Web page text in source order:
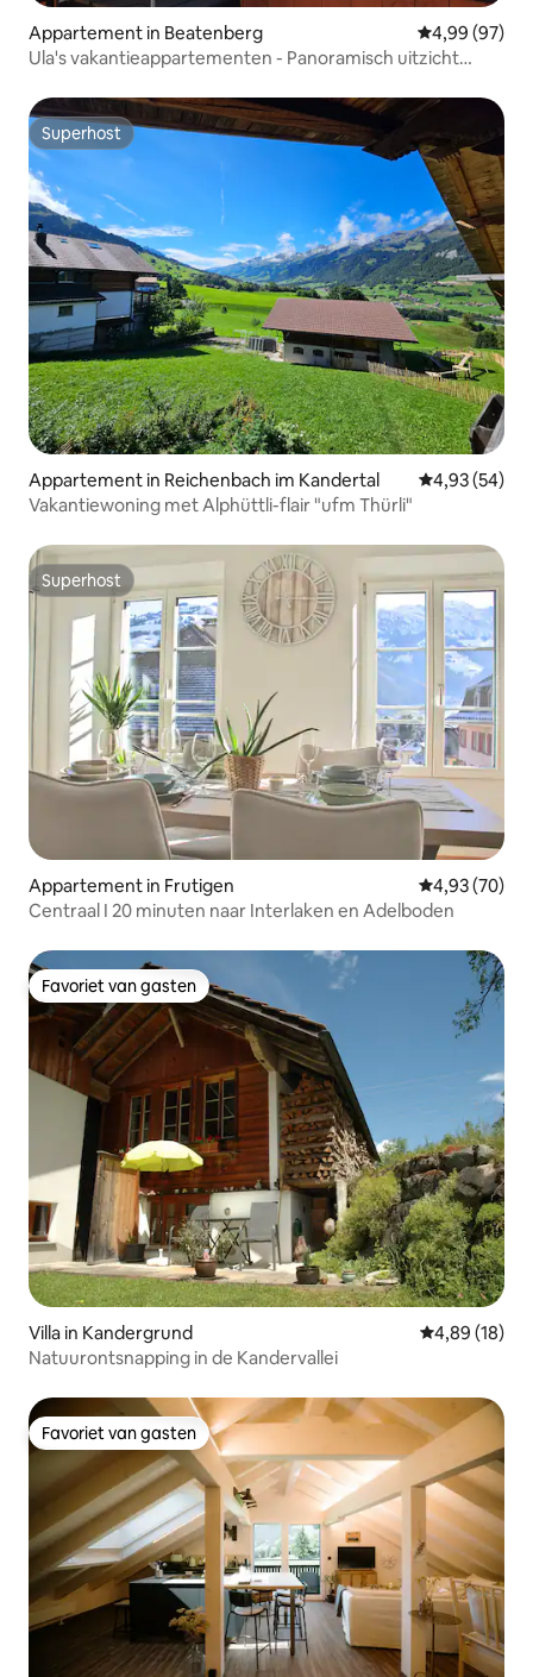
Appartement in Beatenberg Gemiddelde
4,99 (97)
Ula's vakantieappartementen - Panoramisch uitzicht
Superhost
Superhost
Appartement in Reichenbach im Kandertal Gemiddelde
4,93 (54)
Vakantiewoning met Alphüttli-flair "ufm Thürli"
Superhost
Superhost
Appartement in Frutigen Gemiddelde
4,93 (70)
Centraal I 20 minuten naar Interlaken en Adelboden
Favoriet van gasten
Favoriet van gasten
Villa in Kandergrund Gemiddelde
4,89 (18)
Natuurontsnapping in de Kandervallei
Favoriet van gasten
Favoriet van gasten